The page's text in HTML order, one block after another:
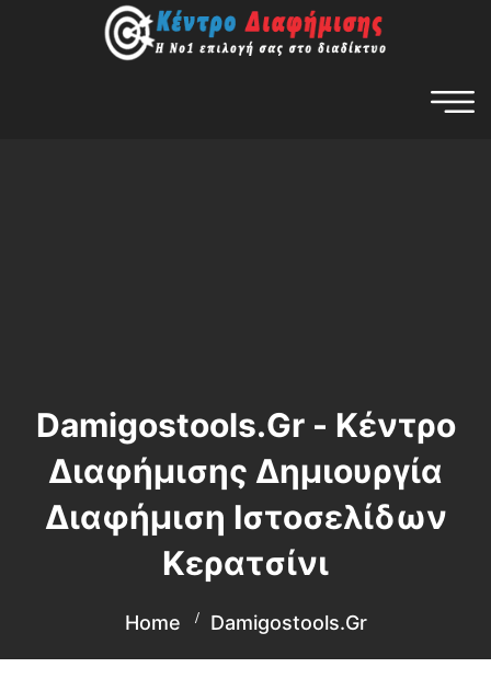
Damigostools.gr - Κέντρο
Διαφήμισης Δημιουργία
Διαφήμιση Ιστοσελίδων
Κερατσίνι
Home Damigostools.gr